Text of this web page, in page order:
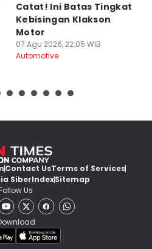
Catat! Ini Batas Tingkat
Kebisingan Klakson
Motor
07 Agu 2026, 22:05 WIB
Automotive
Contact UsTerms of Services
SiberIndexSitemap
Us